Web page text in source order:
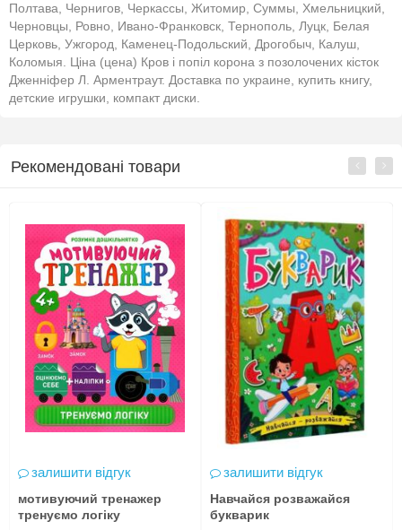
Полтава, Чернигов, Черкассы, Житомир, Суммы, Хмельницкий,
Черновцы, Ровно, Ивано-Франковск, Тернополь, Луцк, Белая
Церковь, Ужгород, Каменец-Подольский, Дрогобыч, Калуш,
Коломыя. Ціна (цена) Кров і попіл корона з позолочених кісток
Дженніфер Л. Арментраут. Доставка по украине, купить книгу,
детские игрушки, компакт диски.
Рекомендовані товари
залишити відгук
мотивуючий тренажер
тренуємо логіку
залишити відгук
Навчайся розважайся
букварик